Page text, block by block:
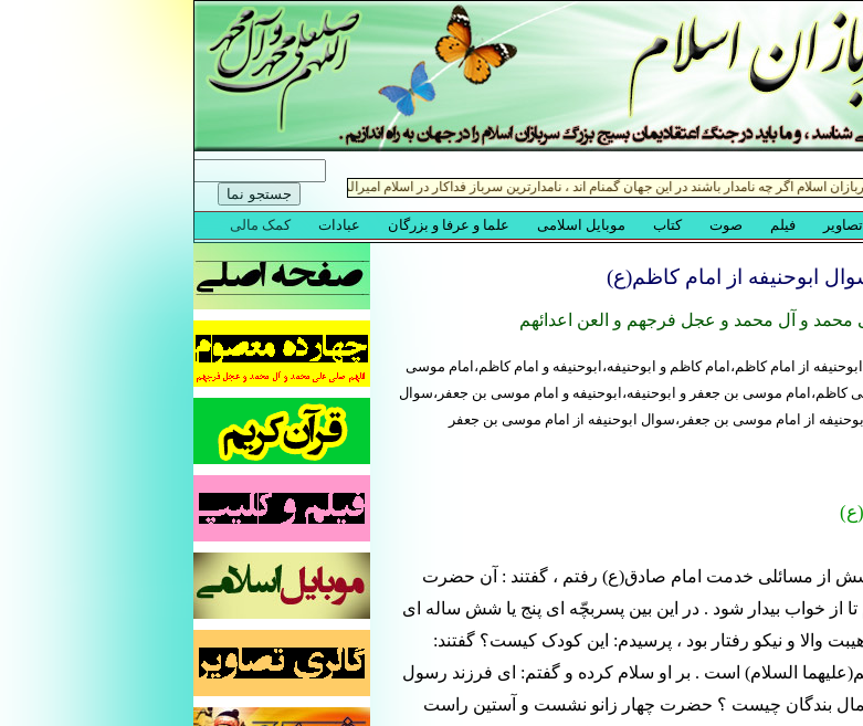
ابوحنیفه از امام کاظم(ع)
محمد و آل محمد و عجل فرجهم و العن اعدائهم
از مسائلی خدمت امام صادق(ع) رفتم ، گفتند : آن حضرت
از خواب بیدار شود . در این بین پسربچّه ای پنج یا شش ساله ای
هیبت والا و نیکو رفتار بود ، پرسیدم: این کودک کیست؟ گفتند:
السلام) است . بر او سلام کرده و گفتم: ای فرزند رسول
بندگان چیست ؟ حضرت چهار زانو نشست و آستین راست
از امام کاظم،امام کاظم و ابوحنیفه،ابوحنیفه و امام کاظم،امام موسی
کاظم،امام موسی بن جعفر و ابوحنیفه،ابوحنیفه و امام موسی بن جعفر،سوال
از امام موسی بن جعفر،سوال ابوحنیفه از امام موسی بن جعفر